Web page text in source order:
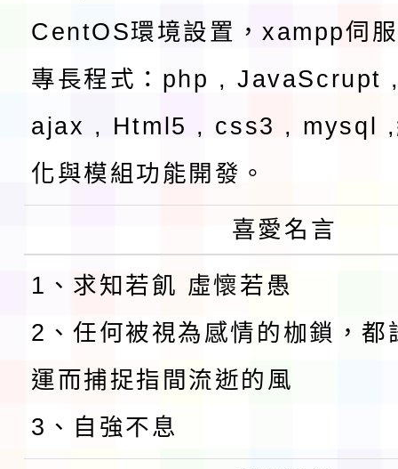
CentOS環境設置，xampp伺
專長程式：php , JavaScrupt
ajax , Html5 , css3 , mysql ,
化與模組功能開發。
喜愛名言
1、求知若飢 虛懷若愚
2、任何被視為感情的枷鎖，都
運而捕捉指間流逝的風
3、自強不息